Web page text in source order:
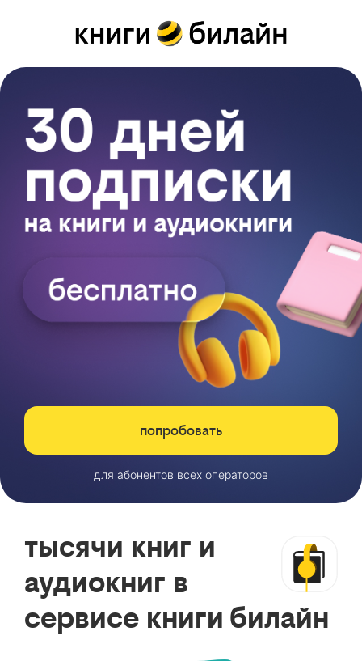
попробовать
для абонентов всех операторов
тысячи книг и
аудиокниг в
сервисе книги билайн